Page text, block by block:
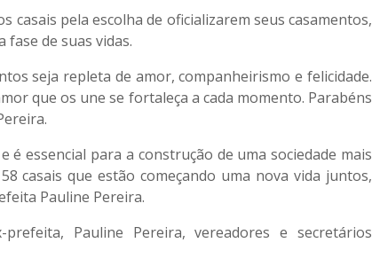
pela escolha de oficializarem seus casamentos,
fase de suas vidas.
seja repleta de amor, companheirismo e felicidade.
que os une se fortaleça a cada momento. Parabéns
é essencial para a construção de uma sociedade mais
casais que estão começando uma nova vida juntos,
Pauline Pereira.
Pauline Pereira, vereadores e secretários